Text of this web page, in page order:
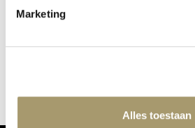
Marketing
Alles toestaan